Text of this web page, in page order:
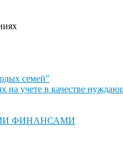
семей"
на учете в качестве
ФИНАНСАМИ